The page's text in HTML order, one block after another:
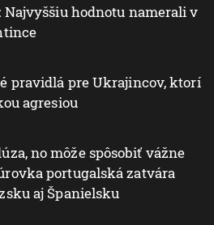
Najvyššiu hodnotu namerali v
pravidlá pre Ukrajincov, ktorí
agresiou
no môže spôsobiť vážne
portugalská zatvára
aj Španielsku